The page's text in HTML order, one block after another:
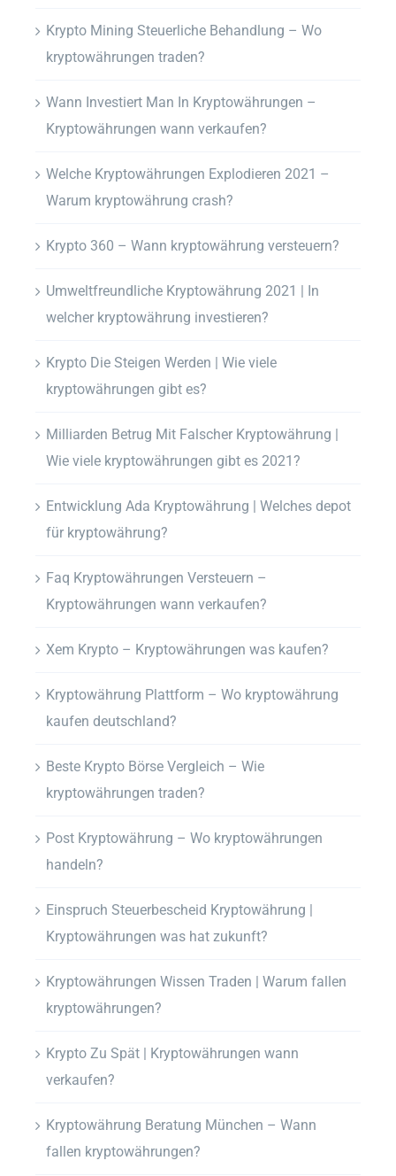
Krypto Mining Steuerliche Behandlung – Wo
kryptowährungen traden?
Wann Investiert Man In Kryptowährungen –
Kryptowährungen wann verkaufen?
Welche Kryptowährungen Explodieren 2021 –
Warum kryptowährung crash?
Krypto 360 – Wann kryptowährung versteuern?
Umweltfreundliche Kryptowährung 2021 | In
welcher kryptowährung investieren?
Krypto Die Steigen Werden | Wie viele
kryptowährungen gibt es?
Milliarden Betrug Mit Falscher Kryptowährung |
Wie viele kryptowährungen gibt es 2021?
Entwicklung Ada Kryptowährung | Welches depot
für kryptowährung?
Faq Kryptowährungen Versteuern –
Kryptowährungen wann verkaufen?
Xem Krypto – Kryptowährungen was kaufen?
Kryptowährung Plattform – Wo kryptowährung
kaufen deutschland?
Beste Krypto Börse Vergleich – Wie
kryptowährungen traden?
Post Kryptowährung – Wo kryptowährungen
handeln?
Einspruch Steuerbescheid Kryptowährung |
Kryptowährungen was hat zukunft?
Kryptowährungen Wissen Traden | Warum fallen
kryptowährungen?
Krypto Zu Spät | Kryptowährungen wann
verkaufen?
Kryptowährung Beratung München – Wann
fallen kryptowährungen?